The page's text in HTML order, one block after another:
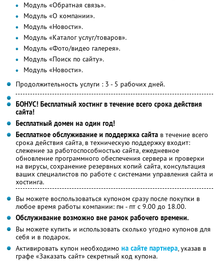
Модуль «Обратная связь».
Модуль «О компании».
Модуль «Новости».
Модуль «Каталог услуг/товаров».
Модуль «Фото/видео галерея».
Модуль «Поиск по сайту».
Модуль «Новости».
Продолжительность услуги : 3 - 5 рабочих дней.
БОНУС! Бесплатный хостинг в течение всего срока действия
сайта!
Бесплатный домен на один год!
Бесплатное обслуживание и поддержка сайта в течение всего
срока действия сайта, в техническую поддержку входит:
слежение за работоспособностью сайта, ежедневное
обновление программного обеспечения сервера и проверки
на вирусы, сохранение резервных копий сайта, консультация
ваших специалистов по работе с системами управления сайта и
хостинга.
Вы можете воспользоваться купоном сразу после покупки в
любое время работы компании: пн - пт с 9.00 до 18.00.
Обслуживание возможно вне рамок рабочего времени.
Вы можете купить и использовать сколько угодно купонов для
себя и в подарок.
Активировать купон необходимо на сайте партнера, указав в
графе «Заказать сайт» секретный код купона.